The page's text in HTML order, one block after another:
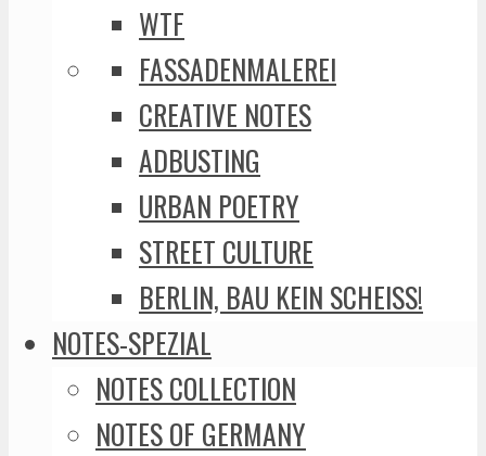
WTF
FASSADENMALEREI
CREATIVE NOTES
ADBUSTING
URBAN POETRY
STREET CULTURE
BERLIN, BAU KEIN SCHEISS!
NOTES-SPEZIAL
NOTES COLLECTION
NOTES OF GERMANY